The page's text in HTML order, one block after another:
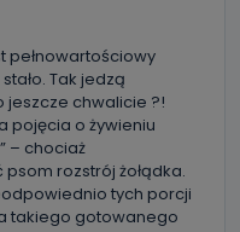
z
danych osobowych,
Telewizji Kablowa
Wielkopolski (63-
danych osobowych
ich kopii, a także
danych,
prawo wniesienia
pełnowartościowy
Tak jedzą
jeszcze chwalicie ?!
pojęcia o żywieniu
– chociaż
rozstrój żołądka.
tych porcji
takiego gotowanego